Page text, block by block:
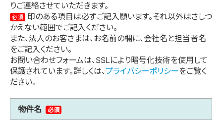
りご連絡させていただきます。
必須 印のある項目は必ずご記入願います。それ以外はさしつ
かえない範囲でご記入ください。
また、法人のお客さまは、お名前の欄に、会社名と担当者名
をご記入ください。
お問い合わせフォームは、SSLにより暗号化技術を使用して
保護されています。詳しくは、プライバシーポリシーをご覧く
ださい。
物件名 必須